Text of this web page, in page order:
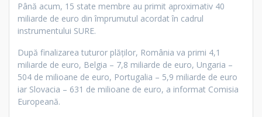
Până acum, 15 state membre au primit aproximativ 40
miliarde de euro din împrumutul acordat în cadrul
instrumentului SURE.
După finalizarea tuturor plăților, România va primi 4,1
miliarde de euro, Belgia – 7,8 miliarde de euro, Ungaria –
504 de milioane de euro, Portugalia – 5,9 miliarde de euro
iar Slovacia – 631 de milioane de euro, a informat Comisia
Europeană.